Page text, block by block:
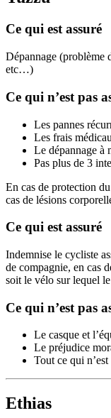
Ce qui est assuré
Dépannage (problème
etc…)
Ce qui n’est pas
Les pannes
Les frais
Le dépannage à
Pas plus de 3
En cas de protection
cas de lésions
Ce qui est assuré
Indemnise le cycliste
de compagnie, en cas
soit le vélo sur lequel
Ce qui n’est pas
Le casque et
Le préjudice
Tout ce qui
Ethias